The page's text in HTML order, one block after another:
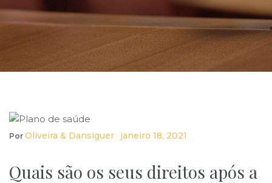
Por Oliveira & Dansiguer Janeiro 18, 2021
Quais são os seus direitos após a